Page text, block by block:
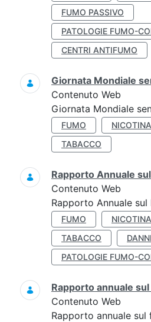
FUMO PASSIVO
PATOLOGIE FUMO-
CENTRI ANTIFUMO
Giornata Mondiale
Contenuto Web
Giornata Mondiale
FUMO NICOTINA
TABACCO
Rapporto Annuale
Contenuto Web
Rapporto Annuale sul
FUMO NICOTINA
TABACCO
PATOLOGIE FUMO-
Rapporto annuale
Contenuto Web
Rapporto annuale